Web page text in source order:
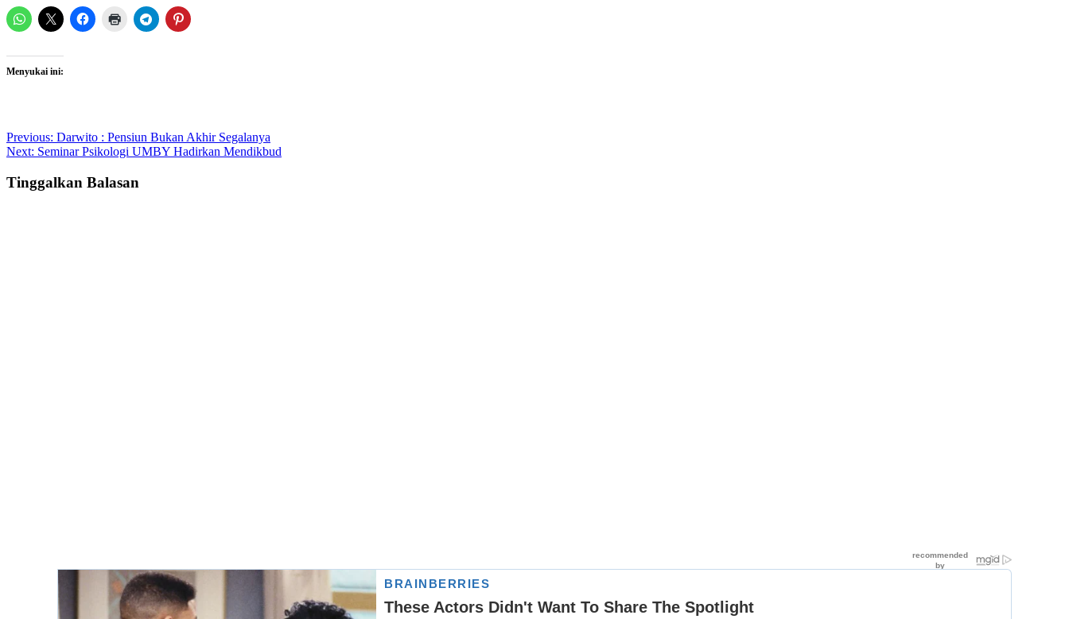
Menyukai ini:
Post
navigation
Previous: Darwito : Pensiun Bukan Akhir Segalanya
Next: Seminar Psikologi UMBY Hadirkan Mendikbud
Tinggalkan Balasan